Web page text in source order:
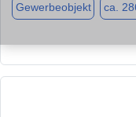
Gewerbeobjekt ca.